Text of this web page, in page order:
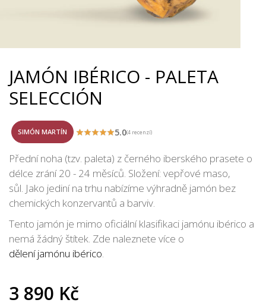
JAMÓN IBÉRICO - PALETA
SELECCIÓN
SIMÓN MARTÍN 5.0(4 recenzí)
Přední noha (tzv. paleta) z černého iberského prasete o
délce zrání 20 - 24 měsíců. Složení: vepřové maso,
sůl. Jako jediní na trhu nabízíme výhradně jamón bez
chemických konzervantů a barviv.
Tento jamón je mimo oficiální klasifikaci jamónu ibérico a
nemá žádný štítek. Zde naleznete více o
dělení jamónu ibérico.
3 890 Kč